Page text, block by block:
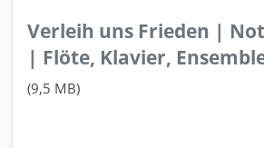
Verleih uns Frieden |
| Flöte, Klavier,
(9,5 MB)